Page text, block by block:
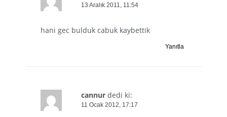
13 Aralık 2011, 11:54
hani gec bulduk cabuk kaybettik
Yanıtla
cannur dedi ki:
11 Ocak 2012, 17:17